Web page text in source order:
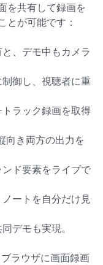
を共有して録画を
とが可能です：
、デモ中もカメラ
御し、視聴者に重
ラック録画を取得
向き両方の出力を
ド要素をライブで
ートを自分だけ見
デモも実現。
ラウザに画面録画